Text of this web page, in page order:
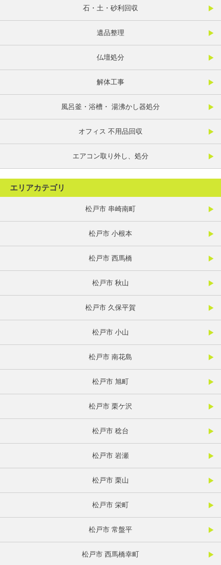
石・土・砂利回収
遺品整理
仏壇処分
解体工事
風呂釜・浴槽・ 湯沸かし器処分
オフィス 不用品回収
エアコン取り外し、処分
エリアカテゴリ
松戸市 串崎南町
松戸市 小根本
松戸市 西馬橋
松戸市 秋山
松戸市 久保平賀
松戸市 小山
松戸市 南花島
松戸市 旭町
松戸市 栗ケ沢
松戸市 稔台
松戸市 岩瀬
松戸市 栗山
松戸市 栄町
松戸市 常盤平
松戸市 西馬橋幸町